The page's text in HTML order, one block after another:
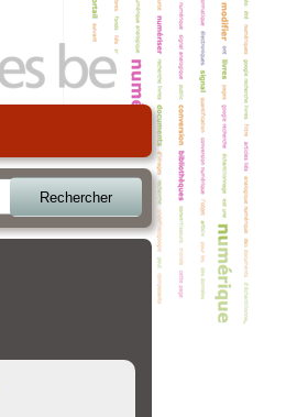
Rechercher